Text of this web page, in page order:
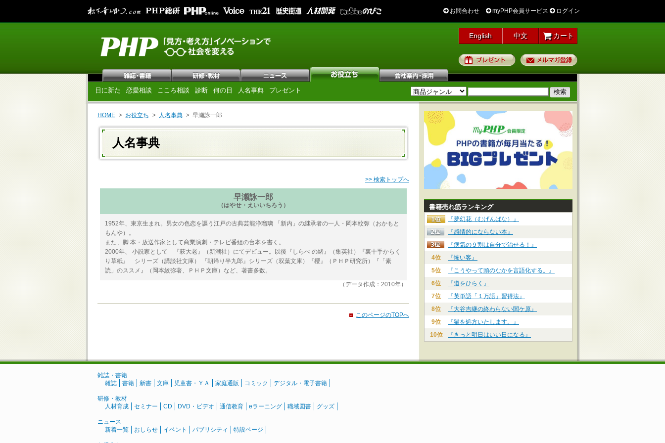
お問合わせ myPHP会員サービス ログイン
English 中文 カート
プレゼント
日に新た 恋愛相談 こころ相談 診断 何の日 人名事典 プレゼント
HOME お役立ち 人名事典 早瀬詠一郎
人名事典
>> 検索トップへ
早瀬詠一郎
（はやせ・えいいちろう）
1952年、東京生まれ。男女の色恋を謳う江戸の古典芸能浄瑠璃 「新内」の継承者の一人・岡本紋弥（おかもと
もんや）。
また、脚 本・放送作家として商業演劇・テレビ番組の台本を書く。
2000年、 小説家として 『萩大老』（新潮社）にてデビュー。以後『しらべ の緒』（集英社）『裏十手からく
り草紙』 シリーズ（講談社文庫） 『朝帰り半九郎』シリーズ（双葉文庫）『櫻』（ＰＨＰ研究所）『「素
読」のススメ』（岡本紋弥著、ＰＨＰ文庫）など、著書多数。
（データ作成：2010年）
このページのTOPへ
書籍売れ筋ランキング
『夢幻花（むげんばな）』
『感情的にならない本』
『病気の９割は自分で治せる！』
4位
『怖い客』
5位
『こうやって頭のなかを言語化する。』
6位
『道をひらく』
7位
『英単語「１万語」習得法』
8位
『大谷吉継の終わらない関ケ原』
9位
『猫を処方いたします。』
10位
『きっと明日はいい日になる』
雑誌・書籍
雑誌
書籍 新書 文庫 児童書・ＹＡ 家庭通販 コミック デジタル・電子書籍
研修・教材
人材育成
セミナー CD DVD・ビデオ 通信教育 eラーニング 職域図書 グッズ
ニュース
新着一覧
おしらせ イベント パブリシティ 特設ページ